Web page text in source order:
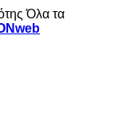
Όλα τα